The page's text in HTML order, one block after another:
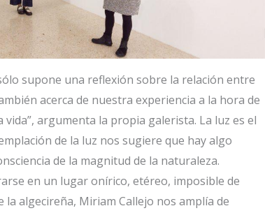
supone una reflexión sobre la relación entre
acerca de nuestra experiencia a la hora de
argumenta la propia galerista. La luz es el
de la luz nos sugiere que hay algo
de la magnitud de la naturaleza.
en un lugar onírico, etéreo, imposible de
la algecireña, Miriam Callejo nos amplía de